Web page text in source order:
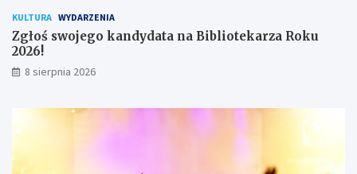
ó
w
KULTURA WYDARZENIA
Zgłoś swojego kandydata na Bibliotekarza Roku
2026!
8 sierpnia 2026